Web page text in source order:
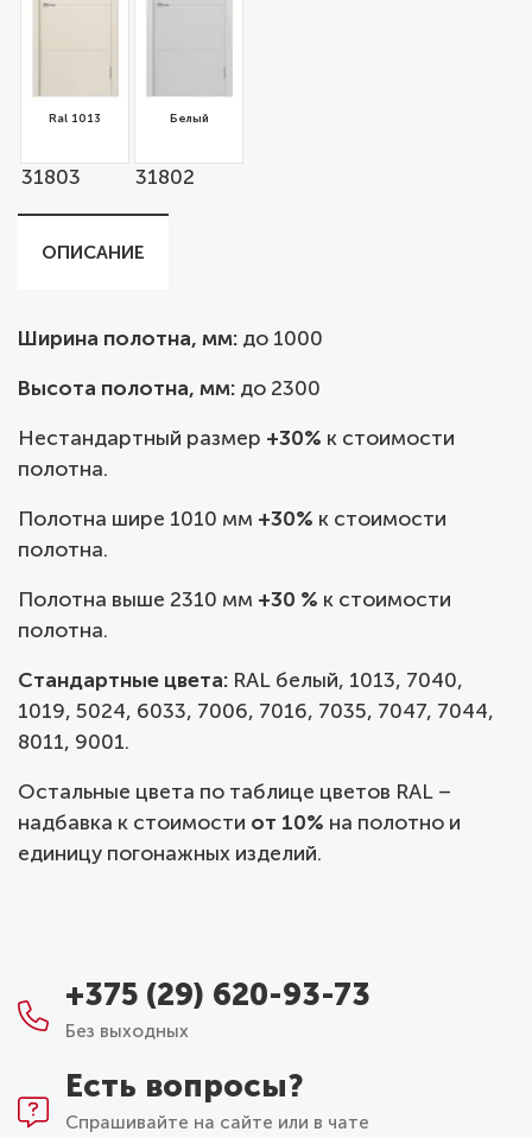
Ral 1013
31803
Белый
31802
ОПИСАНИЕ
Ширина полотна, мм: до 1000
Высота полотна, мм: до 2300
Нестандартный размер +30% к стоимости
полотна.
Полотна шире 1010 мм +30% к стоимости
полотна.
Полотна выше 2310 мм +30 % к стоимости
полотна.
Стандартные цвета: RAL белый, 1013, 7040,
1019, 5024, 6033, 7006, 7016, 7035, 7047, 7044,
8011, 9001.
Остальные цвета по таблице цветов RAL –
надбавка к стоимости от 10% на полотно и
единицу погонажных изделий.
+375 (29) 620-93-73
Без выходных
Есть вопросы?
Спрашивайте на сайте или в чате